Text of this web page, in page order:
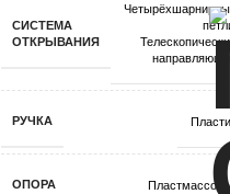
СИСТЕМА
ОТКРЫВАНИЯ
РУЧКА
ОПОРА